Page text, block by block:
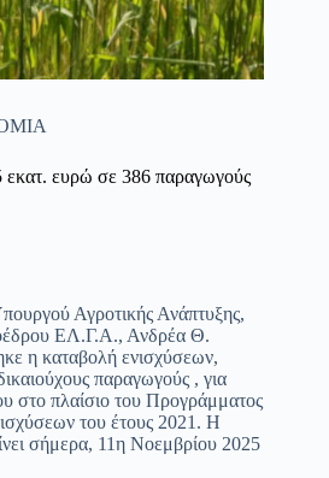
ευρώ σε 386 παραγωγούς
Αγροτικής Ανάπτυξης,
ΕΛ.Γ.Α., Ανδρέα Θ.
η καταβολή ενισχύσεων,
παραγωγούς , για
στο πλαίσιο του Προγράμματος
του έτους 2021. Η
σήμερα, 11η Νοεμβρίου 2025